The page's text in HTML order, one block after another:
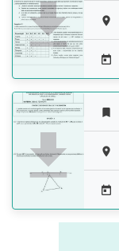
 




